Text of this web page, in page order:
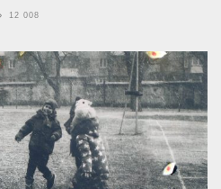
12 008